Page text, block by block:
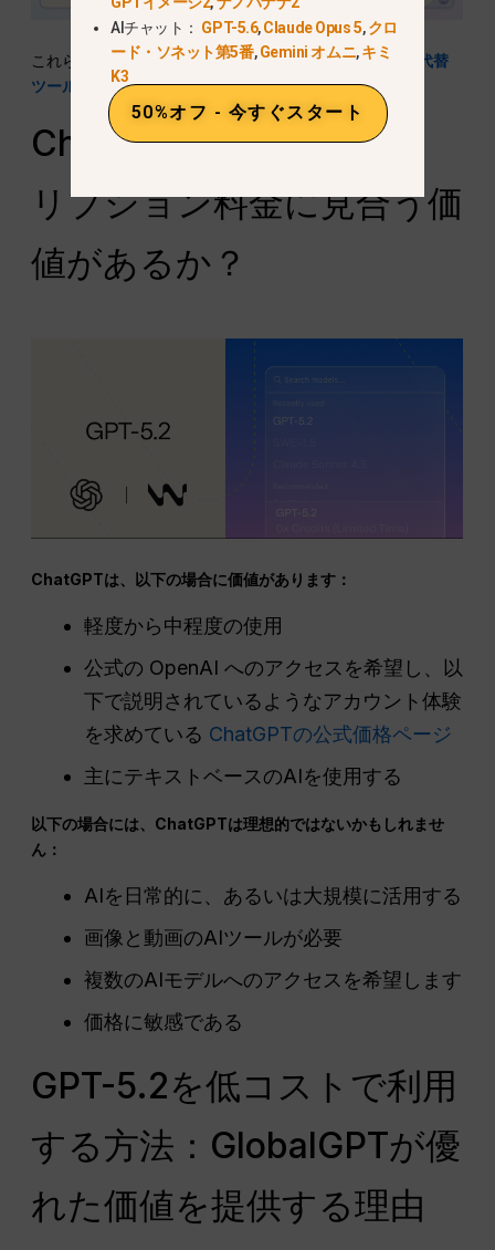
これらの制限により、ユーザーはしばしばChatGPTの代替
ツール
ChatGPT 5.2はサブスク
リプション料金に見合う価
値があるか？
ChatGPTは、以下の場合に価値があります：
軽度から中程度の使用
公式の OpenAI へのアクセスを希望し、以
下で説明されているようなアカウント体験
を求めている ChatGPTの公式価格ページ
主にテキストベースのAIを使用する
以下の場合には、ChatGPTは理想的ではないかもしれませ
ん：
AIを日常的に、あるいは大規模に活用する
画像と動画のAIツールが必要
複数のAIモデルへのアクセスを希望します
価格に敏感である
GPT-5.2を低コストで利用
する方法：GlobalGPTが優
れた価値を提供する理由
AIチャット： GPT-5.6,Claude Opus 5,クロ
ード・ソネット第5番,Gemini オムニ,キミ
K3
50%オフ - 今すぐスタート